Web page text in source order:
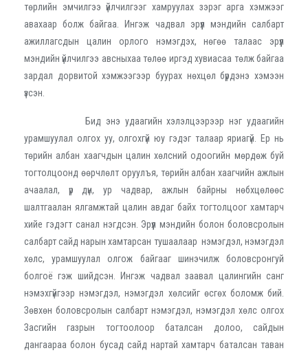
төрлийн эмчилгээ үйлчилгээг хамруулах зэрэг арга хэмжээг
авахаар болж байгаа. Ингэж чадвал эрүүл мэндийн салбарт
ажиллагсдын цалин орлого нэмэгдэх, нөгөө талаас эрүүл
мэндийн үйлчилгээ авсныхаа төлөө иргэд хувиасаа төлж байгаа
зардал дорвитой хэмжээгээр буурах нөхцөл бүрдэнэ хэмээн
үзсэн.
Бид энэ удаагийн хэлэлцээрээр нэг удаагийн
урамшуулал олгох уу, олгохгүй юу гэдэг талаар яриагүй. Ер нь
төрийн албан хаагчдын цалин хөлсний одоогийн мөрдөж буй
тогтолцоонд өөрчлөлт оруулъя, төрийн албан хаагчийн ажлын
ачаалал, үр дүн, ур чадвар, ажлын байрны нөбхцөлөөс
шалтгаалан ялгамжтай цалин авдаг байх тогтолцоог хамтарч
хийе гэдэгт санал нэгдсэн. Эрүүл мэндийн болон боловсролын
салбарт сайд нарын хамтарсан тушаалаар нэмэгдэл, нэмэгдэл
хөлс, урамшуулал олгож байгааг шинэчилж боловсронгуй
болгоё гэж шийдсэн. Ингэж чадвал заавал цалингийн санг
нэмэхгүйгээр нэмэгдэл, нэмэгдэл хөлсийг өсгөх боломж бий.
Зөвхөн боловсролын салбарт нэмэгдэл, нэмэгдэл хөлс олгох
Засгийн газрын тогтоолоор баталсан долоо, сайдын
дангаараа болон бусад сайд нартай хамтарч баталсан таван